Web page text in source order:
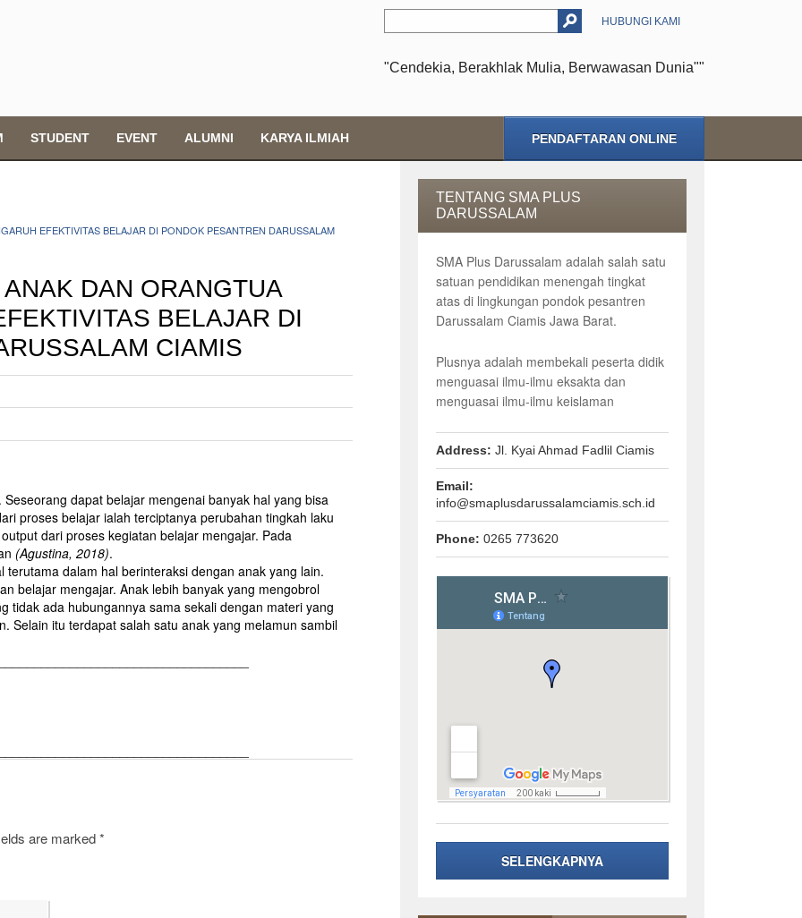
HUBUNGI KAMI
"Cendekia, Berakhlak Mulia, Berwawasan Dunia""
STUDENT EVENT ALUMNI KARYA ILMIAH PENDAFTARAN ONLINE
EFEKTIVITAS BELAJAR DI PONDOK PESANTREN DARUSSALAM
DAN ORANGTUA
BELAJAR DI
CIAMIS
dapat belajar mengenai banyak hal yang bisa
proses belajar ialah terciptanya perubahan tingkah laku
dari proses kegiatan belajar mengajar. Pada
(Agustina, 2018).
dalam hal berinteraksi dengan anak yang lain.
belajar mengajar. Anak lebih banyak yang mengobrol
tidak ada hubungannya sama sekali dengan materi yang
Selain itu terdapat salah satu anak yang melamun sambil
are marked*
TENTANG SMA PLUS
DARUSSALAM
SMA Plus Darussalam adalah salah satu
satuan pendidikan menengah tingkat
atas di lingkungan pondok pesantren
Darussalam Ciamis Jawa Barat.
Plusnya adalah membekali peserta didik
menguasai ilmu-ilmu eksakta dan
menguasai ilmu-ilmu keislaman
Address: Jl. Kyai Ahmad Fadlil Ciamis
Email:
info@smaplusdarussalamciamis.sch.id
Phone: 0265 773620
SELENGKAPNYA